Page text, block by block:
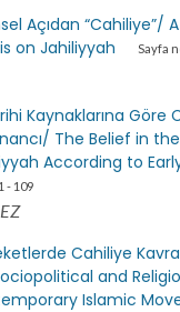
Açıdan “Cahiliye”/
on Jahiliyyah
Sayfa
Kaynaklarına Göre
The Belief in
According to
- 109
Cahiliye
and
Islamic